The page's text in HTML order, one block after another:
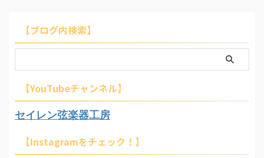
【ブログ内検索】
【YouTubeチャンネル】
セイレン弦楽器工房
【Instagramをチェック！】